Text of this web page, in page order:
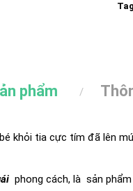
phẩm
khỏi tia cực tím đã lên
phong cách, là sản